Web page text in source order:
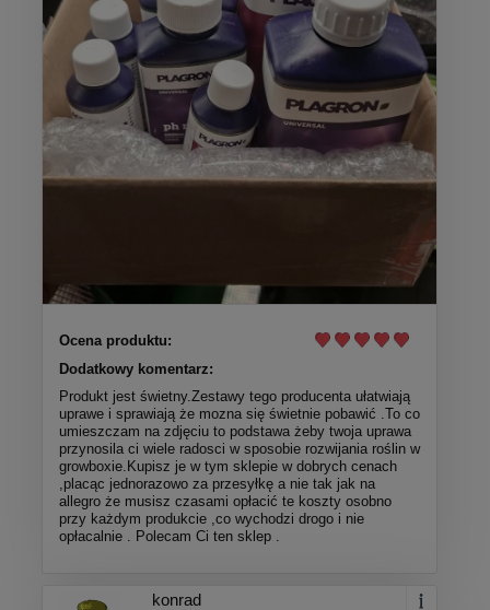
Ocena produktu:
Dodatkowy komentarz:
Produkt jest świetny.Zestawy tego producenta ułatwiają
uprawe i sprawiają że mozna się świetnie pobawić .To co
umieszczam na zdjęciu to podstawa żeby twoja uprawa
przynosila ci wiele radosci w sposobie rozwijania roślin w
growboxie.Kupisz je w tym sklepie w dobrych cenach
,placąc jednorazowo za przesyłkę a nie tak jak na
allegro że musisz czasami opłacić te koszty osobno
przy każdym produkcie ,co wychodzi drogo i nie
opłacalnie . Polecam Ci ten sklep .
konrad